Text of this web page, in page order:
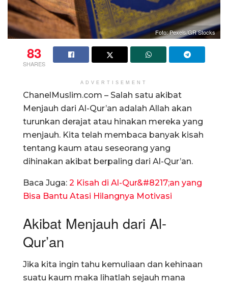
Foto: Pexels/GR Stocks
83
SHARES
ADVERTISEMENT
ChanelMuslim.com – Salah satu akibat
Menjauh dari Al-Qur’an adalah Allah akan
turunkan derajat atau hinakan mereka yang
menjauh. Kita telah membaca banyak kisah
tentang kaum atau seseorang yang
dihinakan akibat berpaling dari Al-Qur’an.
Baca Juga: 2 Kisah di Al-Qur&#8217;an yang
Bisa Bantu Atasi Hilangnya Motivasi
Akibat Menjauh dari Al-
Qur’an
Jika kita ingin tahu kemuliaan dan kehinaan
suatu kaum maka lihatlah sejauh mana